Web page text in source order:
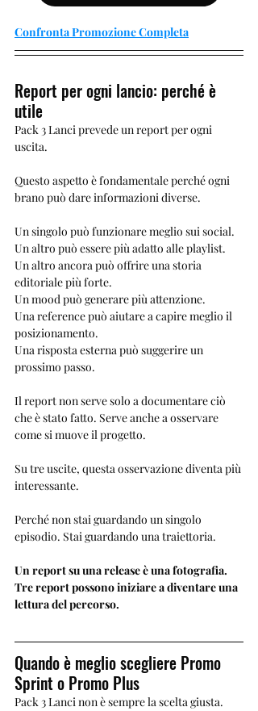
Confronta Promozione Completa
Report per ogni lancio: perché è
utile
Pack 3 Lanci prevede un report per ogni
uscita.
Questo aspetto è fondamentale perché ogni
brano può dare informazioni diverse.
Un singolo può funzionare meglio sui social.
Un altro può essere più adatto alle playlist.
Un altro ancora può offrire una storia
editoriale più forte.
Un mood può generare più attenzione.
Una reference può aiutare a capire meglio il
posizionamento.
Una risposta esterna può suggerire un
prossimo passo.
Il report non serve solo a documentare ciò
che è stato fatto. Serve anche a osservare
come si muove il progetto.
Su tre uscite, questa osservazione diventa più
interessante.
Perché non stai guardando un singolo
episodio. Stai guardando una traiettoria.
Un report su una release è una fotografia.
Tre report possono iniziare a diventare una
lettura del percorso.
Quando è meglio scegliere Promo
Sprint o Promo Plus
Pack 3 Lanci non è sempre la scelta giusta.